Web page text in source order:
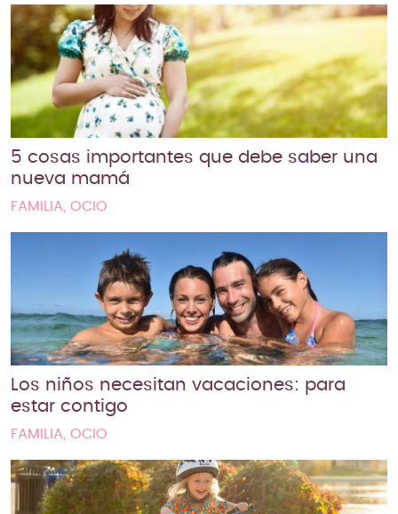
5 cosas importantes que debe saber una
nueva mamá
FAMILIA, OCIO
Los niños necesitan vacaciones: para
estar contigo
FAMILIA, OCIO